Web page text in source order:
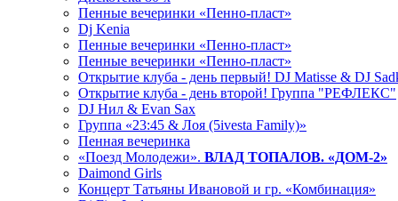
Пенные вечеринки «Пенно-пласт»
Dj Kenia
Пенные вечеринки «Пенно-пласт»
Пенные вечеринки «Пенно-пласт»
Открытие клуба - день первый! DJ Matisse & DJ
Открытие клуба - день второй! Группа "РЕФЛЕКС"
DJ Нил & Evan Sax
Группа «23:45 & Лоя (5ivesta Family)»
Пенная вечеринка
«Поезд Молодежи». ВЛАД ТОПАЛОВ. «ДОМ-2»
Daimond Girls
Концерт Татьяны Ивановой и гр. «Комбинация»